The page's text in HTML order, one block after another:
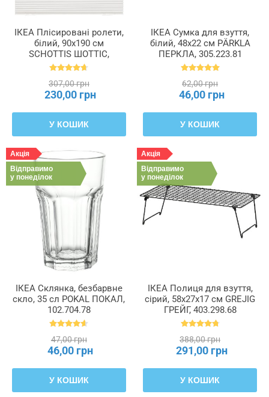
ІКЕА Плісировані ролети,
білий, 90x190 см
SCHOTTIS ШОТТІС,
202.422.82
307,00 грн
230,00 грн
У КОШИК
ІКЕА Сумка для взуття,
білий, 48x22 см PÄRKLA
ПЕРКЛА, 305.223.81
62,00 грн
46,00 грн
У КОШИК
Акція
Відправимо
у понеділок
ІКЕА Склянка, безбарвне
скло, 35 сл POKAL ПОКАЛ,
102.704.78
47,00 грн
46,00 грн
У КОШИК
Акція
Відправимо
у понеділок
ІКЕА Полиця для взуття,
сірий, 58x27x17 см GREJIG
ГРЕЙГ, 403.298.68
388,00 грн
291,00 грн
У КОШИК